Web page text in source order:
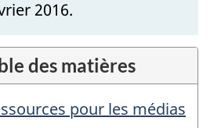
2016.
des matières
pour les médias